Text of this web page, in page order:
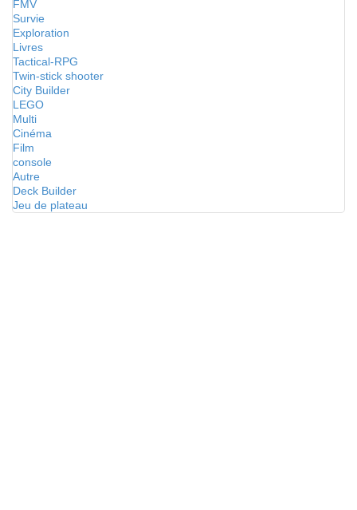
FMV
Survie
Exploration
Livres
Tactical-RPG
Twin-stick shooter
City Builder
LEGO
Multi
Cinéma
Film
console
Autre
Deck Builder
Jeu de plateau